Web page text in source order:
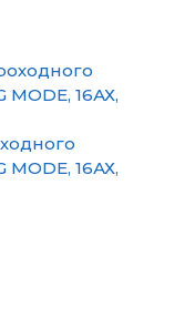
MODE, 16АХ,